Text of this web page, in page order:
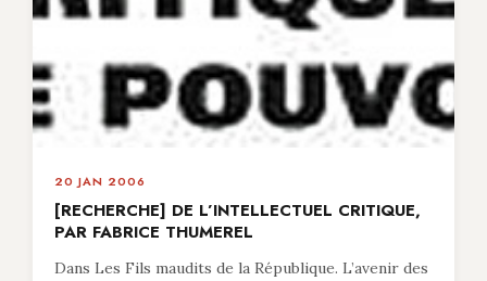
20 JAN 2006
[RECHERCHE] DE L’INTELLECTUEL CRITIQUE,
PAR FABRICE THUMEREL
Dans Les Fils maudits de la République. L’avenir des